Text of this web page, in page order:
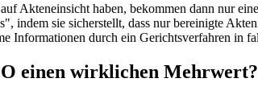
Akteneinsicht haben, bekommen dann nur
indem sie sicherstellt, dass nur bereinigte
Informationen durch ein Gerichtsverfahren in
einen wirklichen Mehrwert?